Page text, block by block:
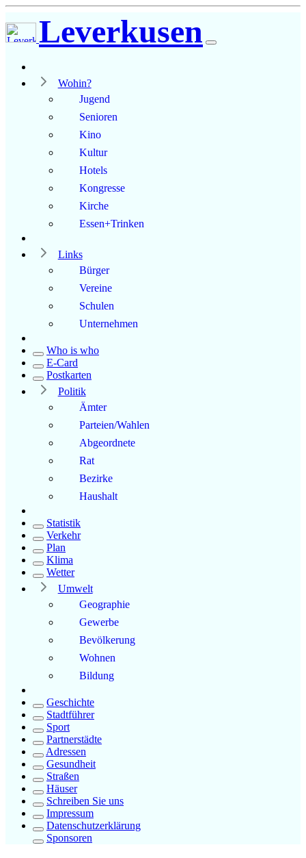
Leverkusen
Wohin?
Jugend
Senioren
Kino
Kultur
Hotels
Kongresse
Kirche
Essen+Trinken
Links
Bürger
Vereine
Schulen
Unternehmen
Who is who
E-Card
Postkarten
Politik
Ämter
Parteien/Wahlen
Abgeordnete
Rat
Bezirke
Haushalt
Statistik
Verkehr
Plan
Klima
Wetter
Umwelt
Geographie
Gewerbe
Bevölkerung
Wohnen
Bildung
Geschichte
Stadtführer
Sport
Partnerstädte
Adressen
Gesundheit
Straßen
Häuser
Schreiben Sie uns
Impressum
Datenschutzerklärung
Sponsoren